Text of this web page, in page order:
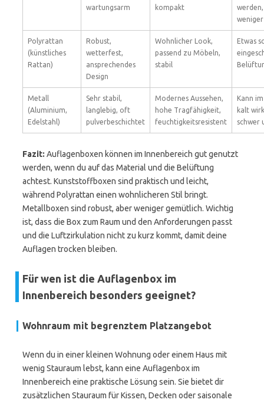
wartungsarm
kompakt
Polyrattan
(künstliches
Rattan)
Robust,
wetterfest,
ansprechendes
Design
Wohnlicher Look,
passend zu Möbeln,
stabil
Etwas
Metall
(Aluminium,
Edelstahl)
Sehr stabil,
langlebig, oft
pulverbeschichtet
Modernes Aussehen,
hohe Tragfähigkeit,
feuchtigkeitsresistent
Kann
kalt
schwer
Fazit: Auflagenboxen können im Innenbereich gut genutzt
werden, wenn du auf das Material und die Belüftung
achtest. Kunststoffboxen sind praktisch und leicht,
während Polyrattan einen wohnlicheren Stil bringt.
Metallboxen sind robust, aber weniger gemütlich. Wichtig
ist, dass die Box zum Raum und den Anforderungen passt
und die Luftzirkulation nicht zu kurz kommt, damit deine
Auflagen trocken bleiben.
Für wen ist die Auflagenbox im
Innenbereich besonders geeignet?
Wohnraum mit begrenztem Platzangebot
Wenn du in einer kleinen Wohnung oder einem Haus mit
wenig Stauraum lebst, kann eine Auflagenbox im
Innenbereich eine praktische Lösung sein. Sie bietet dir
zusätzlichen Stauraum für Kissen, Decken oder saisonale